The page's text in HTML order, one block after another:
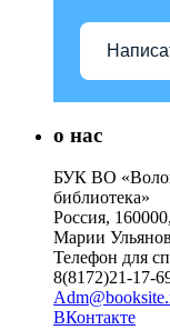
о нас
БУК ВО
библиотека»
Россия,
Марии
Телефон для
8(8172)21-17-
ВКонтакте